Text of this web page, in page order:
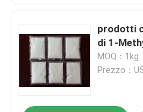
prodotti
di 1-
MOQ：1kg
Prezzo：